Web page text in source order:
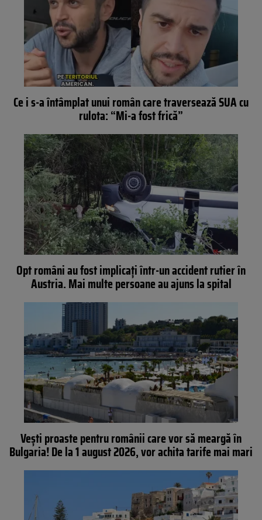
Ce i s-a întâmplat unui român care traversează SUA cu
rulota: “Mi-a fost frică”
Opt români au fost implicați într-un accident rutier în
Austria. Mai multe persoane au ajuns la spital
Vești proaste pentru românii care vor să meargă în
Bulgaria! De la 1 august 2026, vor achita tarife mai mari